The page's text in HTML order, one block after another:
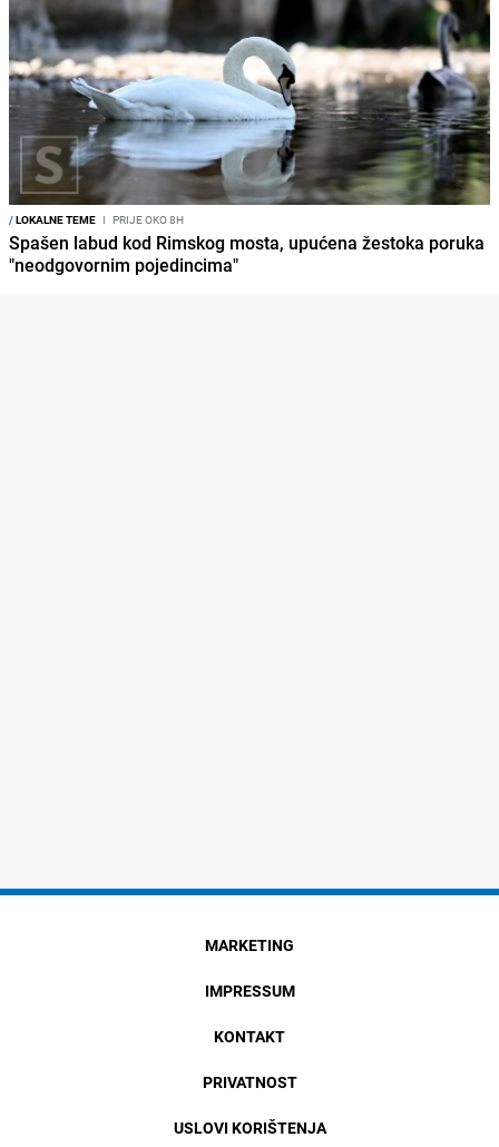
/LOKALNE TEME I PRIJE OKO 8H
Spašen labud kod Rimskog mosta, upućena žestoka poruka
"neodgovornim pojedincima"
MARKETING
IMPRESSUM
KONTAKT
PRIVATNOST
USLOVI KORIŠTENJA